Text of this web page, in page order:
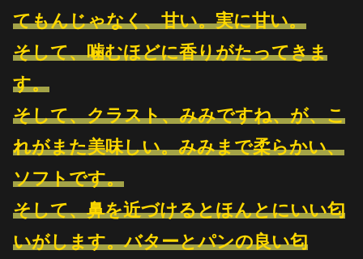
てもんじゃなく、甘い。実に甘い。
そして、噛むほどに香りがたってきま
す。
そして、クラスト、みみですね、が、こ
れがまた美味しい。みみまで柔らかい、
ソフトです。
そして、鼻を近づけるとほんとにいい匂
いがします。バターとパンの良い匂